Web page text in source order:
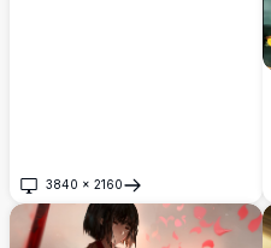
3840 × 2160
Aç